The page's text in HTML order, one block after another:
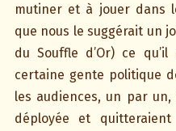
mutiner et à jouer dans
que nous le suggérait un
du Souffle d’Or) ce
certaine gente politique
les audiences, un par
déployée et